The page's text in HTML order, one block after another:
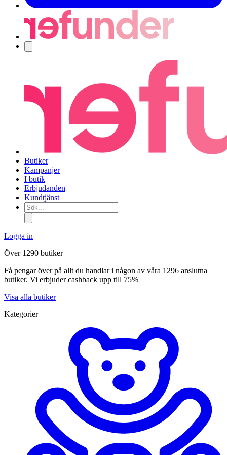
Butiker
Kampanjer
I butik
Erbjudanden
Kundtjänst
Sök...
Logga in
Över 1290 butiker
Få pengar över på allt du handlar i någon av våra 1296 anslutna
butiker. Vi erbjuder cashback upp till 75%
Visa alla butiker
Kategorier